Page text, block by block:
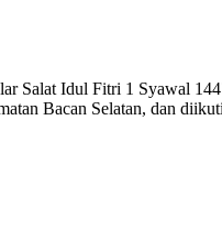
Salat Idul Fitri 1 Syawal
Bacan Selatan, dan